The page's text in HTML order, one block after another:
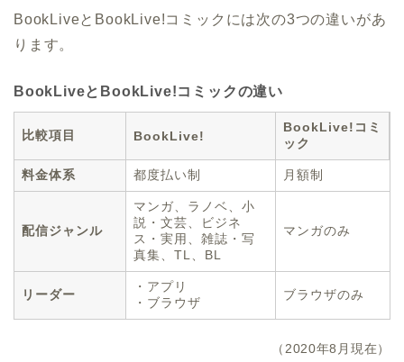
BookLiveとBookLive!コミックには次の3つの違いがあ
ります。
BookLiveとBookLive!コミックの違い
比較項目 BookLive!
BookLive!コミ
ック
料金体系 都度払い制 月額制
配信ジャンル
マンガ、ラノベ、小
説・文芸、ビジネ
ス・実用、雑誌・写
真集、TL、BL
マンガのみ
リーダー
・アプリ
・ブラウザ
ブラウザのみ
（2020年8月現在）